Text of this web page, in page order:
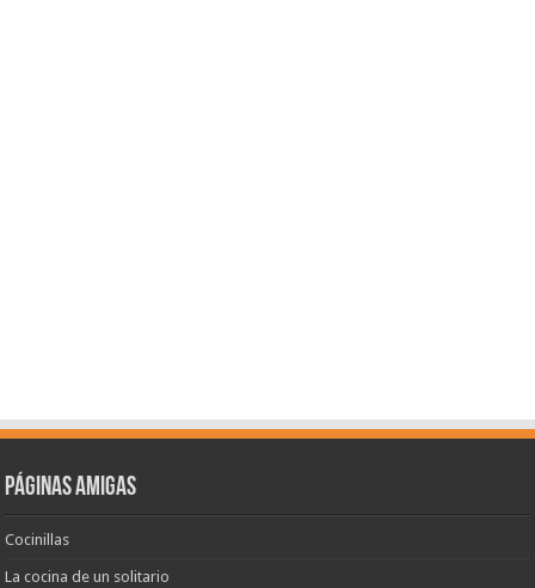
Páginas amigas
Cocinillas
La cocina de un solitario